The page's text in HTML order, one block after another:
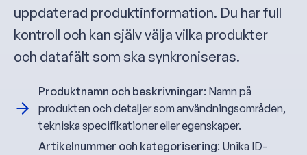
uppdaterad produktinformation. Du har full
kontroll och kan själv välja vilka produkter
och datafält som ska synkroniseras.
Produktnamn och beskrivningar: Namn på
produkten och detaljer som användningsområden,
tekniska specifikationer eller egenskaper.
Artikelnummer och kategorisering: Unika ID-